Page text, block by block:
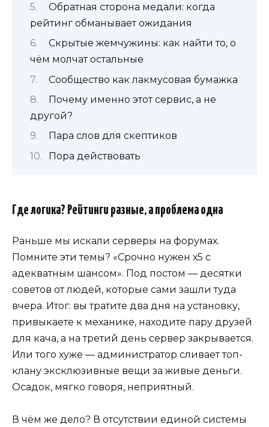
Обратная сторона медали: когда
рейтинг обманывает ожидания
Скрытые жемчужины: как найти то, о
чём молчат остальные
Сообщество как лакмусовая бумажка
Почему именно этот сервис, а не
другой?
Пара слов для скептиков
Пора действовать
Где логика? Рейтинги разные, а проблема одна
Раньше мы искали серверы на форумах.
Помните эти темы? «Срочно нужен х5 с
адекватным шансом». Под постом — десятки
советов от людей, которые сами зашли туда
вчера. Итог: вы тратите два дня на установку,
привыкаете к механике, находите пару друзей
для кача, а на третий день сервер закрывается.
Или того хуже — администратор сливает топ-
клану эксклюзивные вещи за живые деньги.
Осадок, мягко говоря, неприятный.
В чём же дело? В отсутствии единой системы